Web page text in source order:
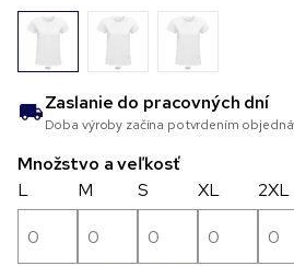
Zaslanie do pracovných dní
Doba výroby začína potvrdením
Množstvo a veľkosť
L
M S XL 2XL